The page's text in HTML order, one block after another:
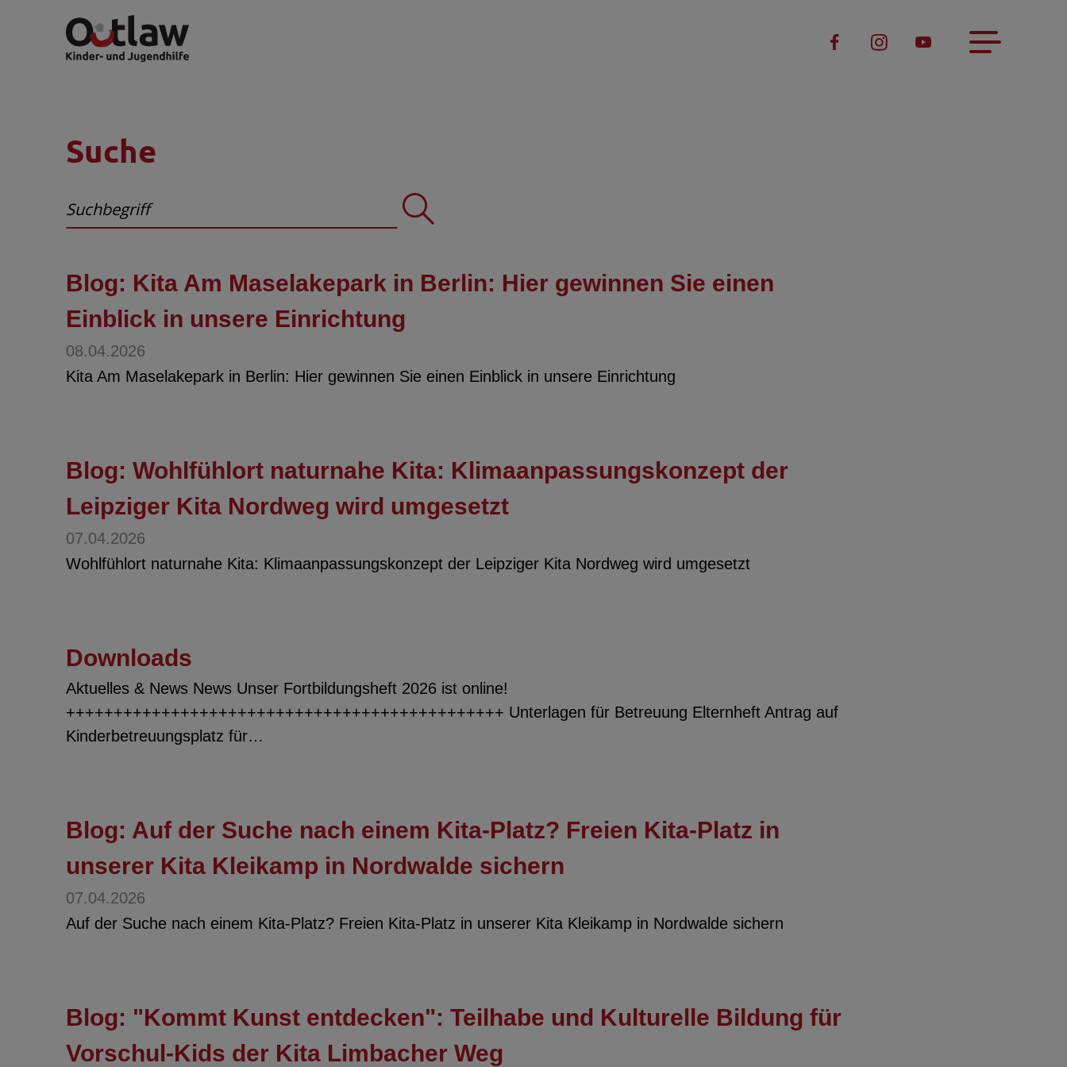
Suche
Blog: Kita Am Maselakepark in Berlin: Hier gewinnen Sie einen
Einblick in unsere Einrichtung
08.04.2026
Kita Am Maselakepark in Berlin: Hier gewinnen Sie einen Einblick in unsere Einrichtung
Blog: Wohlfühlort naturnahe Kita: Klimaanpassungskonzept der
Leipziger Kita Nordweg wird umgesetzt
07.04.2026
Wohlfühlort naturnahe Kita: Klimaanpassungskonzept der Leipziger Kita Nordweg wird umgesetzt
Downloads
Aktuelles & News News Unser Fortbildungsheft 2026 ist online!
++++++++++++++++++++++++++++++++++++++++++++++ Unterlagen für Betreuung Elternheft Antrag auf
Kinderbetreuungsplatz für…
Blog: Auf der Suche nach einem Kita-Platz? Freien Kita-Platz in
unserer Kita Kleikamp in Nordwalde sichern
07.04.2026
Auf der Suche nach einem Kita-Platz? Freien Kita-Platz in unserer Kita Kleikamp in Nordwalde sichern
Blog: "Kommt Kunst entdecken": Teilhabe und Kulturelle Bildung für
Vorschul-Kids der Kita Limbacher Weg